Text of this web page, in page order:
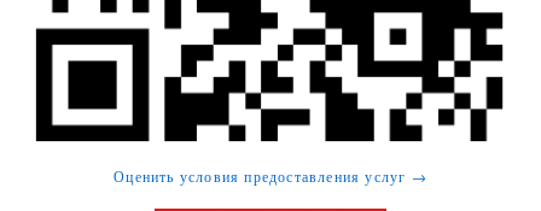
Оценить условия предоставления услуг →